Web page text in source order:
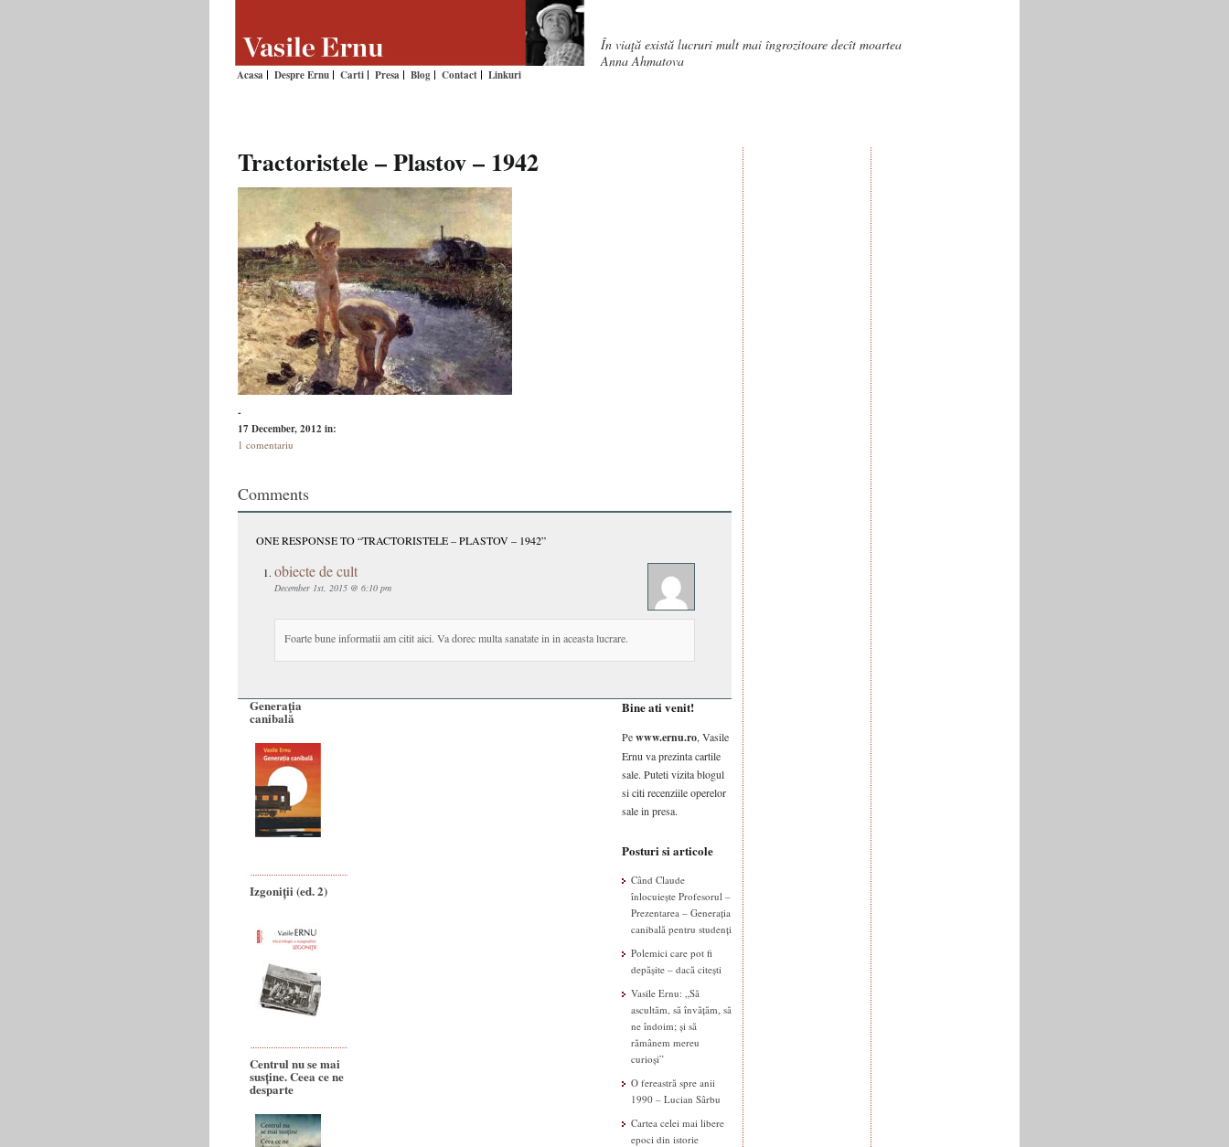
Acasa Despre Ernu Carti Presa Blog Contact Linkuri
În viaţă există lucruri mult mai îngrozitoare decît moartea
Anna Ahmatova
Tractoristele – Plastov – 1942
-
17 December, 2012 in:
1 comentariu
Comments
ONE RESPONSE TO “TRACTORISTELE – PLASTOV – 1942”
obiecte de cult
December 1st, 2015 @ 6:10 pm
Foarte bune informatii am citit aici. Va dorec multa sanatate in in aceasta lucrare.
Generaţia
canibală
Izgoniții (ed. 2)
Centrul nu se mai
susține. Ceea ce ne
desparte
Bine ati venit!
Pewww.ernu.ro, Vasile
Ernu va prezinta cartile
sale. Puteti vizita blogul
si citi recenziile operelor
sale in presa.
Posturi si articole
Când Claude
înlocuiește Profesorul –
Prezentarea – Generația
canibală pentru studenți
Polemici care pot fi
depășite – dacă citești
Vasile Ernu: „Să
ascultăm, să învățăm, să
ne îndoim; și să
rămânem mereu
curioși”
O fereastră spre anii
1990 – Lucian Sârbu
Cartea celei mai libere
epoci din istorie